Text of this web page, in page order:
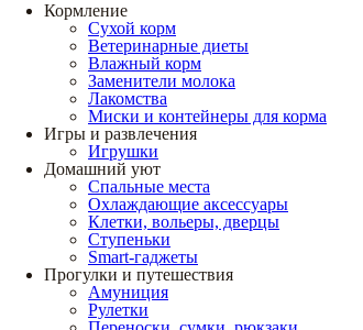
Кормление
Сухой корм
Ветеринарные диеты
Влажный корм
Заменители молока
Лакомства
Миски и контейнеры для корма
Игры и развлечения
Игрушки
Домашний уют
Спальные места
Охлаждающие аксессуары
Клетки, вольеры, дверцы
Ступеньки
Smart-гаджеты
Прогулки и путешествия
Амуниция
Рулетки